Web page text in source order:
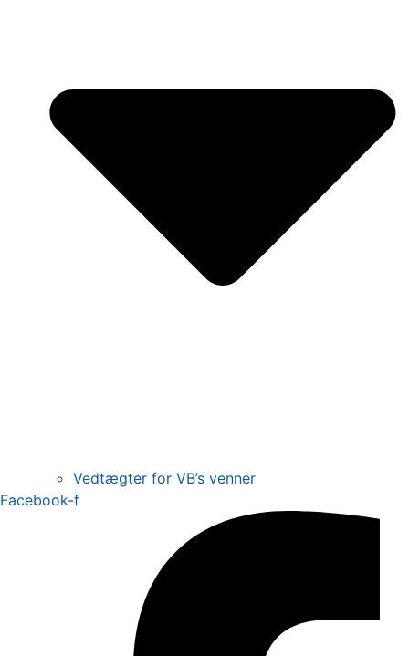
Vedtægter for VB’s venner
Facebook-f